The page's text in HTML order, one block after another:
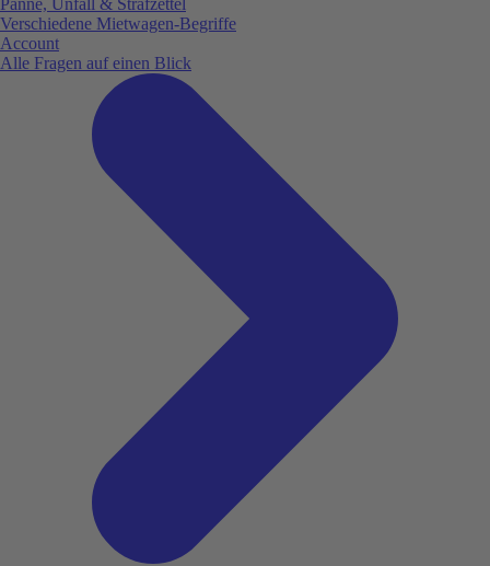
Verschiedene Mietwagen-Begriffe
Account
Alle Fragen auf einen Blick